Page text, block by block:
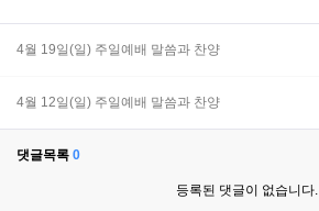
4월 19일(일) 주일예배 말씀과 찬양
4월 12일(일) 주일예배 말씀과 찬양
댓글목록 0
등록된 댓글이 없습니다.